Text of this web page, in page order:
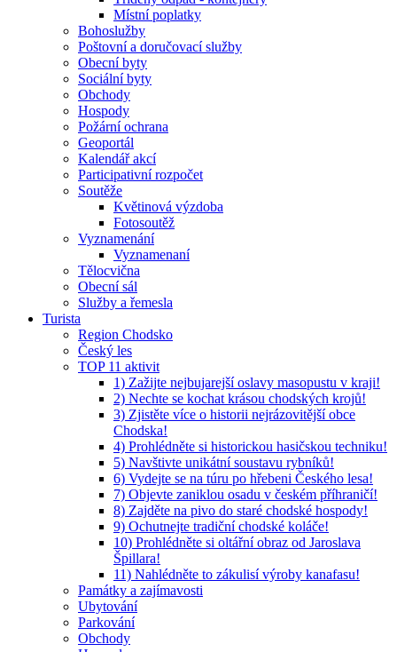
Místní poplatky
Bohoslužby
Poštovní a doručovací služby
Obecní byty
Sociální byty
Obchody
Hospody
Požární ochrana
Geoportál
Kalendář akcí
Participativní rozpočet
Soutěže
Květinová výzdoba
Fotosoutěž
Vyznamenání
Vyznamenaní
Tělocvična
Obecní sál
Služby a řemesla
Turista
Region Chodsko
Český les
TOP 11 aktivit
1) Zažijte nejbujarejší oslavy masopustu v kraji!
2) Nechte se kochat krásou chodských krojů!
3) Zjistěte více o historii nejrázovitější obce
Chodska!
4) Prohlédněte si historickou hasičskou techniku!
5) Navštivte unikátní soustavu rybníků!
6) Vydejte se na túru po hřebeni Českého lesa!
7) Objevte zaniklou osadu v českém příhraničí!
8) Zajděte na pivo do staré chodské hospody!
9) Ochutnejte tradiční chodské koláče!
10) Prohlédněte si oltářní obraz od Jaroslava
Špillara!
11) Nahlédněte to zákulisí výroby kanafasu!
Památky a zajímavosti
Ubytování
Parkování
Obchody